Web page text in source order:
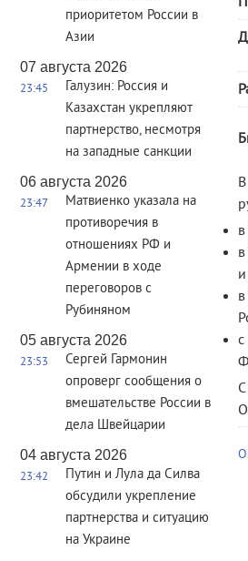
приоритетом России в
Азии
07 августа 2026
23:45
Галузин: Россия и
Казахстан укрепляют
партнерство, несмотря
на западные санкции
06 августа 2026
23:47
Матвиенко указала на
противоречия в
отношениях РФ и
Армении в ходе
переговоров с
Рубиняном
05 августа 2026
23:53
Сергей Гармонин
опроверг сообщения о
вмешательстве России в
дела Швейцарии
04 августа 2026
23:42
Путин и Лула да Силва
обсудили укрепление
партнерства и ситуацию
на Украине